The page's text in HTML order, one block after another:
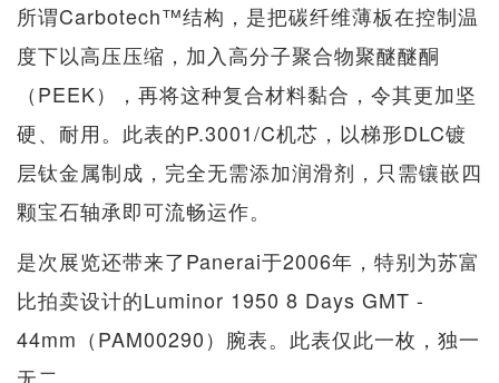
所谓Carbotech™结构，是把碳纤维薄板在控制温
度下以高压压缩，加入高分子聚合物聚醚醚酮
（PEEK），再将这种复合材料黏合，令其更加坚
硬、耐用。此表的P.3001/C机芯，以梯形DLC镀
层钛金属制成，完全无需添加润滑剂，只需镶嵌四
颗宝石轴承即可流畅运作。
是次展览还带来了Panerai于2006年，特别为苏富
比拍卖设计的Luminor 1950 8 Days GMT -
44mm（PAM00290）腕表。此表仅此一枚，独一